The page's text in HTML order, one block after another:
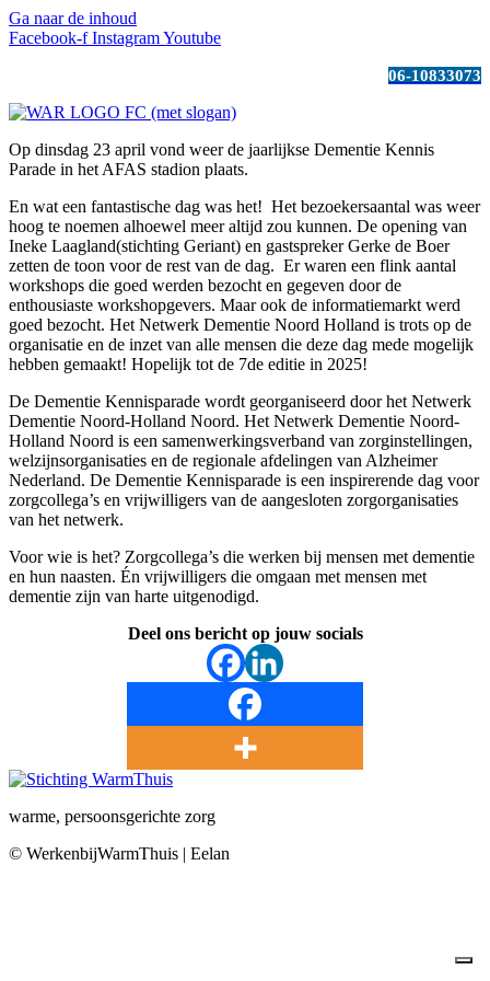
Ga naar de inhoud
Facebook-f InstagramYoutube
06-10833073
Op dinsdag 23 april vond weer de jaarlijkse Dementie Kennis
Parade in het AFAS stadion plaats.
En wat een fantastische dag was het! Het bezoekersaantal was weer
hoog te noemen alhoewel meer altijd zou kunnen. De opening van
Ineke Laagland(stichting Geriant) en gastspreker Gerke de Boer
zetten de toon voor de rest van de dag. Er waren een flink aantal
workshops die goed werden bezocht en gegeven door de
enthousiaste workshopgevers. Maar ook de informatiemarkt werd
goed bezocht. Het Netwerk Dementie Noord Holland is trots op de
organisatie en de inzet van alle mensen die deze dag mede mogelijk
hebben gemaakt! Hopelijk tot de 7de editie in 2025!
De Dementie Kennisparade wordt georganiseerd door het Netwerk
Dementie Noord-Holland Noord. Het Netwerk Dementie Noord-
Holland Noord is een samenwerkingsverband van zorginstellingen,
welzijnsorganisaties en de regionale afdelingen van Alzheimer
Nederland. De Dementie Kennisparade is een inspirerende dag voor
zorgcollega’s en vrijwilligers van de aangesloten zorgorganisaties
van het netwerk.
Voor wie is het? Zorgcollega’s die werken bij mensen met dementie
en hun naasten. Én vrijwilligers die omgaan met mensen met
dementie zijn van harte uitgenodigd.
Deel ons bericht op jouw socials
warme, persoonsgerichte zorg
© WerkenbijWarmThuis | Eelan